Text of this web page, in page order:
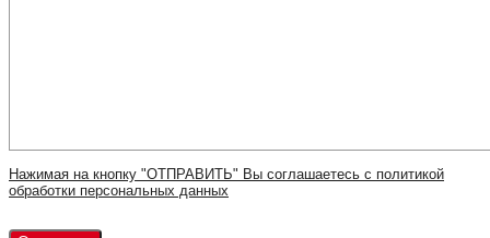
Нажимая на кнопку "ОТПРАВИТЬ" Вы соглашаетесь с политикой
обработки персональных данных